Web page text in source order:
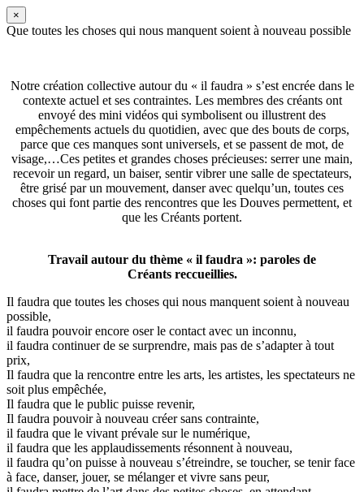
×
Que toutes les choses qui nous manquent soient à nouveau possible
Notre création collective autour du « il faudra » s’est encrée dans le
contexte actuel et ses contraintes. Les membres des créants ont
envoyé des mini vidéos qui symbolisent ou illustrent des
empêchements actuels du quotidien, avec que des bouts de corps,
parce que ces manques sont universels, et se passent de mot, de
visage,…Ces petites et grandes choses précieuses: serrer une main,
recevoir un regard, un baiser, sentir vibrer une salle de spectateurs,
être grisé par un mouvement, danser avec quelqu’un, toutes ces
choses qui font partie des rencontres que les Douves permettent, et
que les Créants portent.
Travail autour du thème « il faudra »: paroles de
Créants reccueillies.
Il faudra que toutes les choses qui nous manquent soient à nouveau
possible,
il faudra pouvoir encore oser le contact avec un inconnu,
il faudra continuer de se surprendre, mais pas de s’adapter à tout
prix,
Il faudra que la rencontre entre les arts, les artistes, les spectateurs ne
soit plus empêchée,
Il faudra que le public puisse revenir,
Il faudra pouvoir à nouveau créer sans contrainte,
il faudra que le vivant prévale sur le numérique,
il faudra que les applaudissements résonnent à nouveau,
il faudra qu’on puisse à nouveau s’étreindre, se toucher, se tenir face
à face, danser, jouer, se mélanger et vivre sans peur,